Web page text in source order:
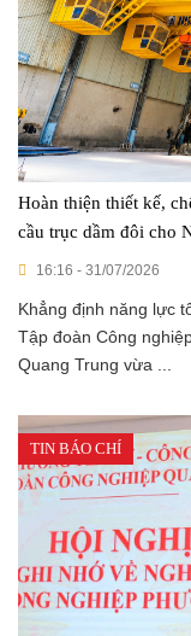
Hoàn thiện thiết kế,
cầu trục dầm đôi cho
16:16 - 31/07/2026
Khẳng định năng lực
Tập đoàn Công
Quang Trung vừa ...
TIN BÁO CHÍ